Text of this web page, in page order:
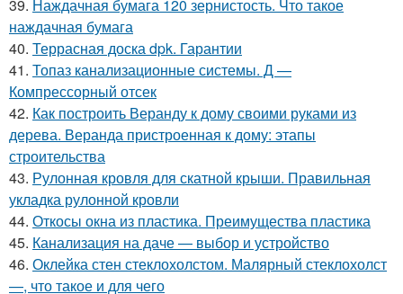
39. Наждачная бумага 120 зернистость. Что такое
наждачная бумага
40. Террасная доска dpk. Гарантии
41. Топаз канализационные системы. Д —
Компрессорный отсек
42. Как построить Веранду к дому своими руками из
дерева. Веранда пристроенная к дому: этапы
строительства
43. Рулонная кровля для скатной крыши. Правильная
укладка рулонной кровли
44. Откосы окна из пластика. Преимущества пластика
45. Канализация на даче — выбор и устройство
46. Оклейка стен стеклохолстом. Малярный стеклохолст
—, что такое и для чего